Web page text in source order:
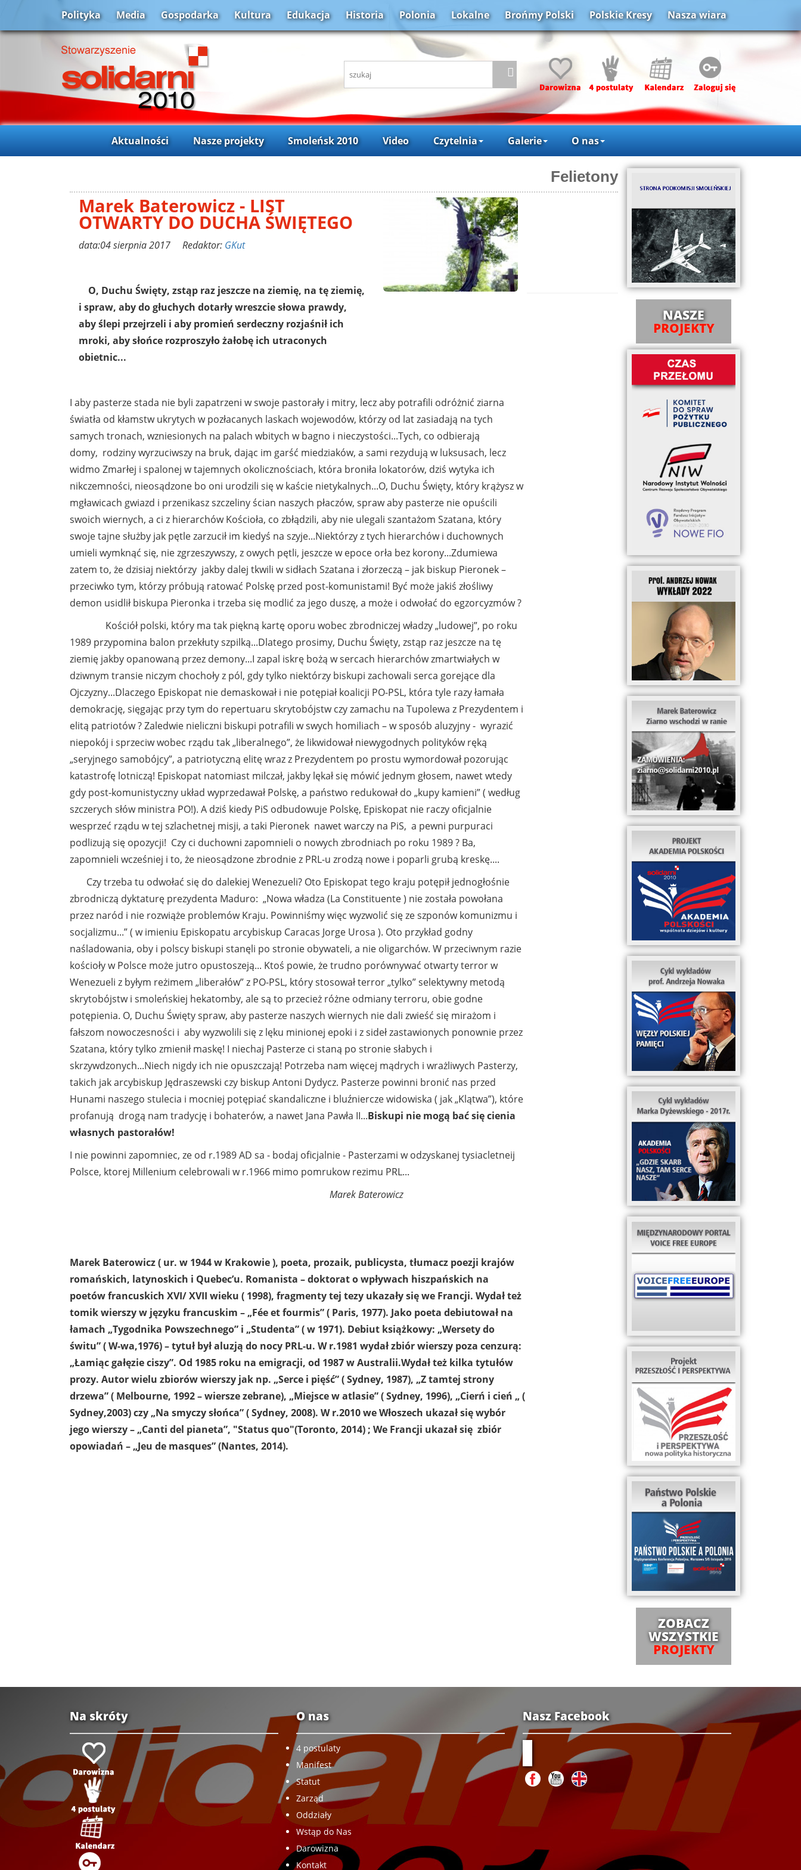
Polityka Media Gospodarka Kultura Edukacja Historia Polonia Lokalne Brońmy Polski Polskie Kresy Nasza wiara
Aktualności Nasze projekty Smoleńsk 2010 Video Czytelnia Galerie O nas
Felietony
Marek Baterowicz - LIST
OTWARTY DO DUCHA ŚWIĘTEGO
data:04 sierpnia 2017 Redaktor: GKut
O, Duchu Święty, zstąp raz jeszcze na ziemię, na tę ziemię,
i spraw, aby do głuchych dotarły wreszcie słowa prawdy,
aby ślepi przejrzeli i aby promień serdeczny rozjaśnił ich
mroki, aby słońce rozproszyło żałobę ich utraconych
obietnic...
I aby pasterze stada nie byli zapatrzeni w swoje pastorały i mitry, lecz aby potrafili odróżnić ziarna
światła od kłamstw ukrytych w pozłacanych laskach wojewodów, którzy od lat zasiadają na tych
samych tronach, wzniesionych na palach wbitych w bagno i nieczystości...Tych, co odbierają
domy, rodziny wyrzuciwszy na bruk, dając im garść miedziaków, a sami rezydują w luksusach, lecz
widmo Zmarłej i spalonej w tajemnych okolicznościach, która broniła lokatorów, dziś wytyka ich
nikczemności, nieosądzone bo oni urodzili się w kaście nietykalnych...O, Duchu Święty, który krążysz w
mgławicach gwiazd i przenikasz szczeliny ścian naszych płaczów, spraw aby pasterze nie opuścili
swoich wiernych, a ci z hierarchów Kościoła, co zbłądzili, aby nie ulegali szantażom Szatana, który
swoje tajne służby jak pętle zarzucił im kiedyś na szyje...Niektórzy z tych hierarchów i duchownych
umieli wymknąć się, nie zgrzeszywszy, z owych pętli, jeszcze w epoce orła bez korony...Zdumiewa
zatem to, że dzisiaj niektórzy jakby dalej tkwili w sidłach Szatana i złorzeczą – jak biskup Pieronek –
przeciwko tym, którzy próbują ratować Polskę przed post-komunistami! Być może jakiś złośliwy
demon usidlił biskupa Pieronka i trzeba się modlić za jego duszę, a może i odwołać do egzorcyzmów ?
Kościół polski, który ma tak piękną kartę oporu wobec zbrodniczej władzy „ludowej”, po roku
1989 przypomina balon przekłuty szpilką...Dlatego prosimy, Duchu Święty, zstąp raz jeszcze na tę
ziemię jakby opanowaną przez demony...I zapal iskrę bożą w sercach hierarchów zmartwiałych w
dziwnym transie niczym chochoły z pól, gdy tylko niektórzy biskupi zachowali serca gorejące dla
Ojczyzny...Dlaczego Episkopat nie demaskował i nie potępiał koalicji PO-PSL, która tyle razy łamała
demokrację, sięgając przy tym do repertuaru skrytobójstw czy zamachu na Tupolewa z Prezydentem i
elitą patriotów ? Zaledwie nieliczni biskupi potrafili w swych homiliach – w sposób aluzyjny - wyrazić
niepokój i sprzeciw wobec rządu tak „liberalnego”, że likwidował niewygodnych polityków ręką
„seryjnego samobójcy”, a patriotyczną elitę wraz z Prezydentem po prostu wymordował pozorując
katastrofę lotniczą! Episkopat natomiast milczał, jakby lękał się mówić jednym głosem, nawet wtedy
gdy post-komunistyczny układ wyprzedawał Polskę, a państwo redukował do „kupy kamieni” ( według
szczerych słów ministra PO!). A dziś kiedy PiS odbudowuje Polskę, Episkopat nie raczy oficjalnie
wesprzeć rządu w tej szlachetnej misji, a taki Pieronek nawet warczy na PiS, a pewni purpuraci
podlizują się opozycji! Czy ci duchowni zapomnieli o nowych zbrodniach po roku 1989 ? Ba,
zapomnieli wcześniej i to, że nieosądzone zbrodnie z PRL-u zrodzą nowe i poparli grubą kreskę....
Czy trzeba tu odwołać się do dalekiej Wenezueli? Oto Episkopat tego kraju potępił jednogłośnie
zbrodniczą dyktaturę prezydenta Maduro: „Nowa władza (La Constituente ) nie została powołana
przez naród i nie rozwiąże problemów Kraju. Powinniśmy więc wyzwolić się ze szponów komunizmu i
socjalizmu...” ( w imieniu Episkopatu arcybiskup Caracas Jorge Urosa ). Oto przykład godny
naśladowania, oby i polscy biskupi stanęli po stronie obywateli, a nie oligarchów. W przeciwnym razie
kościoły w Polsce może jutro opustoszeją... Ktoś powie, że trudno porównywać otwarty terror w
Wenezueli z byłym reżimem „liberałów” z PO-PSL, który stosował terror „tylko” selektywny metodą
skrytobójstw i smoleńskiej hekatomby, ale są to przecież różne odmiany terroru, obie godne
potępienia. O, Duchu Święty spraw, aby pasterze naszych wiernych nie dali zwieść się mirażom i
fałszom nowoczesności i aby wyzwolili się z lęku minionej epoki i z sideł zastawionych ponownie przez
Szatana, który tylko zmienił maskę! I niechaj Pasterze ci staną po stronie słabych i
skrzywdzonych...Niech nigdy ich nie opuszczają! Potrzeba nam więcej mądrych i wrażliwych Pasterzy,
takich jak arcybiskup Jędraszewski czy biskup Antoni Dydycz. Pasterze powinni bronić nas przed
Hunami naszego stulecia i mocniej potępiać skandaliczne i bluźniercze widowiska ( jak „Klątwa”), które
profanują drogą nam tradycję i bohaterów, a nawet Jana Pawła II...Biskupi nie mogą bać się cienia
własnych pastorałów!
I nie powinni zapomniec, ze od r.1989 AD sa - bodaj oficjalnie - Pasterzami w odzyskanej tysiacletneij
Polsce, ktorej Millenium celebrowali w r.1966 mimo pomrukow rezimu PRL...
Marek Baterowicz
Marek Baterowicz( ur. w 1944 w Krakowie ), poeta, prozaik, publicysta, tłumacz poezji krajów
romańskich, latynoskich i Quebec’u. Romanista – doktorat o wpływach hiszpańskich na
poetów francuskich XVI/ XVII wieku ( 1998), fragmenty tej tezy ukazały się we Francji. Wydał też
tomik wierszy w języku francuskim – „Fée et fourmis” ( Paris, 1977). Jako poeta debiutował na
łamach „Tygodnika Powszechnego” i „Studenta” ( w 1971). Debiut książkowy: „Wersety do
świtu” ( W-wa,1976) – tytuł był aluzją do nocy PRL-u. W r.1981 wydał zbiór wierszy poza cenzurą:
„Łamiąc gałęzie ciszy”. Od 1985 roku na emigracji, od 1987 w Australii.Wydał też kilka tytułów
prozy. Autor wielu zbiorów wierszy jak np. „Serce i pięść” ( Sydney, 1987), „Z tamtej strony
drzewa” ( Melbourne, 1992 – wiersze zebrane), „Miejsce w atlasie” ( Sydney, 1996), „Cierń i cień „ (
Sydney,2003) czy „Na smyczy słońca” ( Sydney, 2008). W r.2010 we Włoszech ukazał się wybór
jego wierszy – „Canti del pianeta”, "Status quo"(Toronto, 2014) ; We Francji ukazał się zbiór
opowiadań – „Jeu de masques” (Nantes, 2014).
NASZE
PROJEKTY
ZOBACZ
WSZYSTKIE
PROJEKTY
Na skróty O nas
4 postulaty
Manifest
Statut
Zarząd
Oddziały
Wstąp do Nas
Darowizna
Kontakt
Nasz Facebook